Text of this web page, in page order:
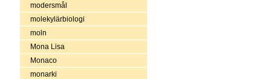
modersmål
molekylärbiologi
moln
Mona Lisa
Monaco
monarki